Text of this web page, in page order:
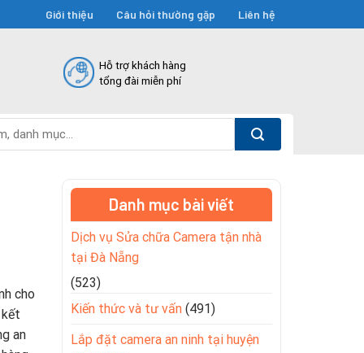
Giới thiệu Câu hỏi thường gặp Liên hệ
Hỗ trợ khách hàng
tổng đài miễn phí
cho
an
Danh mục bài viết
Dịch vụ Sửa chữa Camera tận nhà
tại Đà Nẵng
(523)
Kiến thức và tư vấn (491)
Lắp đặt camera an ninh tại huyện